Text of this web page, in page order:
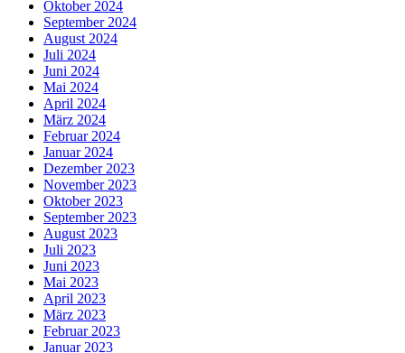
Oktober 2024
September 2024
August 2024
Juli 2024
Juni 2024
Mai 2024
April 2024
März 2024
Februar 2024
Januar 2024
Dezember 2023
November 2023
Oktober 2023
September 2023
August 2023
Juli 2023
Juni 2023
Mai 2023
April 2023
März 2023
Februar 2023
Januar 2023